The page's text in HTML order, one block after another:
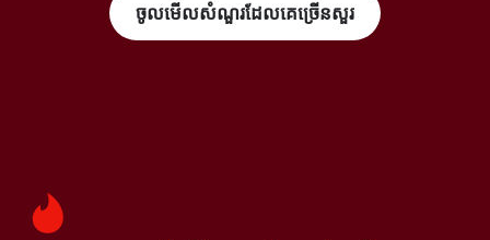
ចូលមើលសំណួរដែលគេច្រើនសួរ